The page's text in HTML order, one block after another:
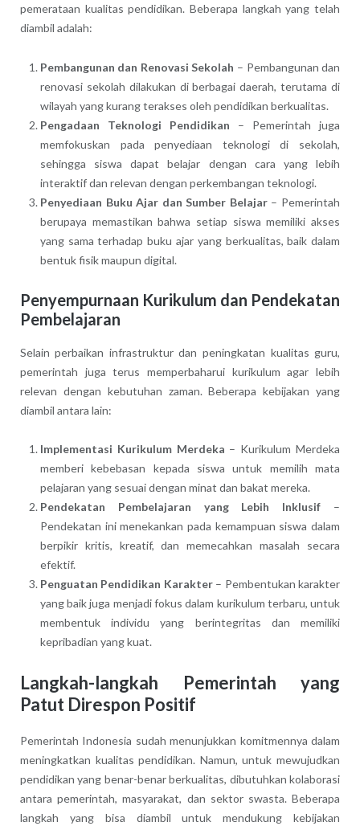
pemerataan kualitas pendidikan. Beberapa langkah yang telah
diambil adalah:
Pembangunan dan Renovasi Sekolah – Pembangunan dan
renovasi sekolah dilakukan di berbagai daerah, terutama di
wilayah yang kurang terakses oleh pendidikan berkualitas.
Pengadaan Teknologi Pendidikan – Pemerintah juga
memfokuskan pada penyediaan teknologi di sekolah,
sehingga siswa dapat belajar dengan cara yang lebih
interaktif dan relevan dengan perkembangan teknologi.
Penyediaan Buku Ajar dan Sumber Belajar– Pemerintah
berupaya memastikan bahwa setiap siswa memiliki akses
yang sama terhadap buku ajar yang berkualitas, baik dalam
bentuk fisik maupun digital.
Penyempurnaan Kurikulum dan Pendekatan
Pembelajaran
Selain perbaikan infrastruktur dan peningkatan kualitas guru,
pemerintah juga terus memperbaharui kurikulum agar lebih
relevan dengan kebutuhan zaman. Beberapa kebijakan yang
diambil antara lain:
Implementasi Kurikulum Merdeka – Kurikulum Merdeka
memberi kebebasan kepada siswa untuk memilih mata
pelajaran yang sesuai dengan minat dan bakat mereka.
Pendekatan Pembelajaran yang Lebih Inklusif –
Pendekatan ini menekankan pada kemampuan siswa dalam
berpikir kritis, kreatif, dan memecahkan masalah secara
efektif.
Penguatan Pendidikan Karakter– Pembentukan karakter
yang baik juga menjadi fokus dalam kurikulum terbaru, untuk
membentuk individu yang berintegritas dan memiliki
kepribadian yang kuat.
Langkah-langkah Pemerintah yang
Patut Direspon Positif
Pemerintah Indonesia sudah menunjukkan komitmennya dalam
meningkatkan kualitas pendidikan. Namun, untuk mewujudkan
pendidikan yang benar-benar berkualitas, dibutuhkan kolaborasi
antara pemerintah, masyarakat, dan sektor swasta. Beberapa
langkah yang bisa diambil untuk mendukung kebijakan